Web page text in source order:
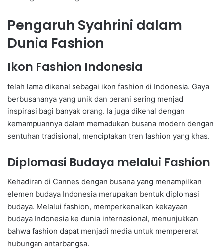
Pengaruh Syahrini dalam
Dunia Fashion
Ikon Fashion Indonesia
telah lama dikenal sebagai ikon fashion di Indonesia. Gaya
berbusananya yang unik dan berani sering menjadi
inspirasi bagi banyak orang. Ia juga dikenal dengan
kemampuannya dalam memadukan busana modern dengan
sentuhan tradisional, menciptakan tren fashion yang khas.
Diplomasi Budaya melalui Fashion
Kehadiran di Cannes dengan busana yang menampilkan
elemen budaya Indonesia merupakan bentuk diplomasi
budaya. Melalui fashion, memperkenalkan kekayaan
budaya Indonesia ke dunia internasional, menunjukkan
bahwa fashion dapat menjadi media untuk mempererat
hubungan antarbangsa.